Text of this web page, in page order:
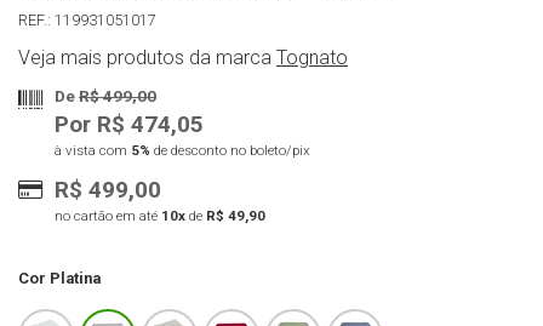
119931051017
Veja mais produtos da marca Tognato
DeR$ 499,00
Por R$ 474,05
à vista com 5% de desconto no boleto/pix
R$ 499,00
no cartão em até 10x de R$ 49,90
Cor Platina